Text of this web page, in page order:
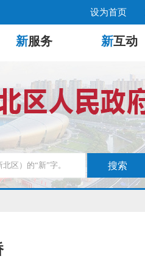
设为首页
新服务 新互动